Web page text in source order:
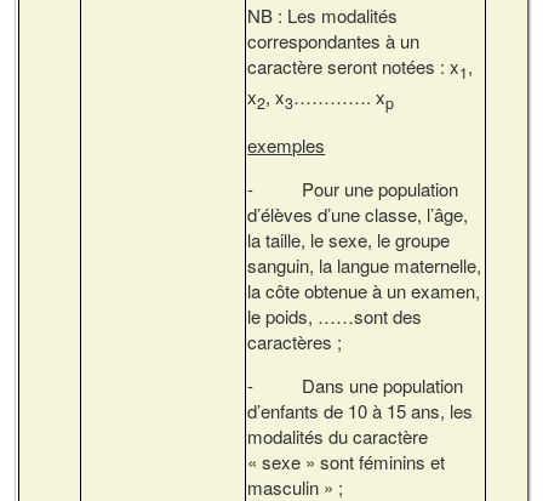
NB : Les modalités
correspondantes à un
caractère seront notées : x1,
x2, x3…………. xp
exemples
- Pour une population
d’élèves d’une classe, l’âge,
la taille, le sexe, le groupe
sanguin, la langue maternelle,
la côte obtenue à un examen,
le poids, ……sont des
caractères ;
- Dans une population
d’enfants de 10 à 15 ans, les
modalités du caractère
« sexe » sont féminins et
masculin » ;